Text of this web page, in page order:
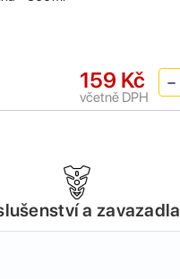
159 Kč
včetně DPH
a zavazadla